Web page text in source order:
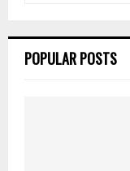
hPOPULAR POSTS